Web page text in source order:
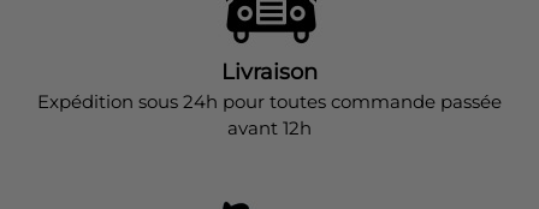
Livraison
Expédition sous 24h pour toutes commande passée
avant 12h